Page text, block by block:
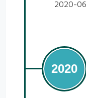
2020-
2020